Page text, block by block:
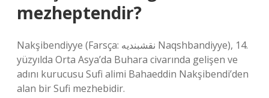
mezheptendir?
Nakşibendiyye (Farsça: نقشبندیه Naqshbandiyye), 14.
yüzyılda Orta Asya’da Buhara civarında gelişen ve
adını kurucusu Sufi alimi Bahaeddin Nakşibendi’den
alan bir Sufi mezhebidir.